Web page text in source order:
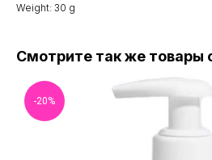
Weight: 30 g
Смотрите так же товары
-20%